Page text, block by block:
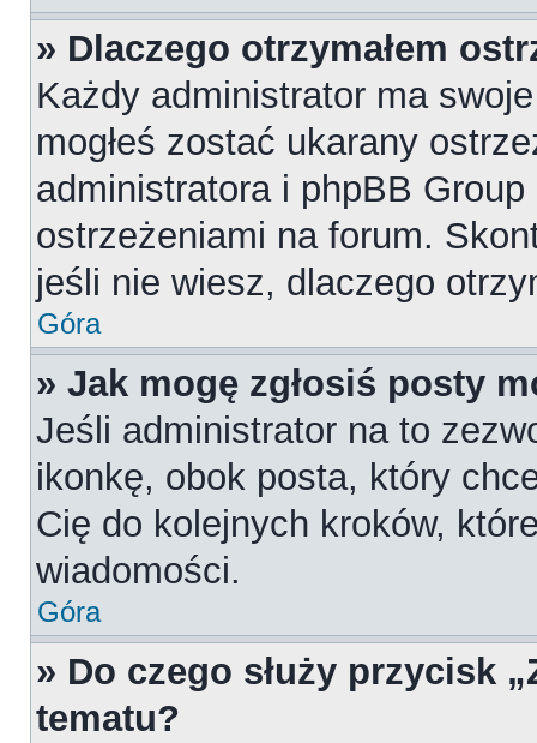
» Dlaczego otrzymałem
Każdy administrator ma
mogłeś zostać ukarany
administratora i phpBB
ostrzeżeniami na forum.
jeśli nie wiesz, dlaczego
Góra
» Jak mogę zgłosiś posty
Jeśli administrator na to
ikonkę, obok posta, który
Cię do kolejnych kroków,
wiadomości.
Góra
» Do czego służy przycisk
tematu?